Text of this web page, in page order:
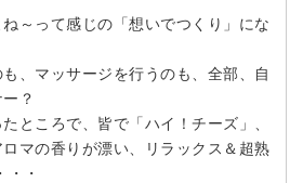
～って感じの「想いでつくり」にな
、マッサージを行うのも、全部、自
？
ところで、皆で「ハイ！チーズ」、
マの香りが漂い、リラックス＆超熟
・・